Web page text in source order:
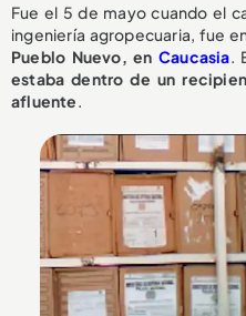
Fue el 5 de mayo cuando el
ingeniería agropecuaria, fue
Pueblo Nuevo, en Caucasia.
estaba dentro de un
afluente.